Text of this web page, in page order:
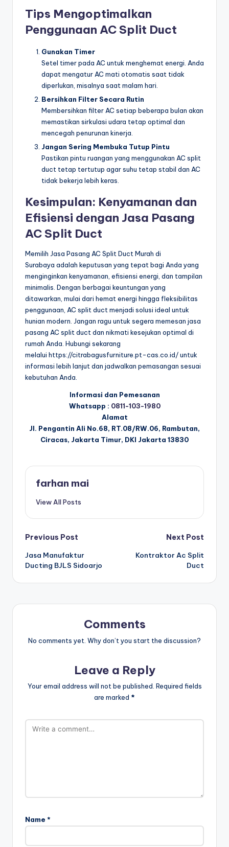
Tips Mengoptimalkan
Penggunaan AC Split Duct
Gunakan Timer
Setel timer pada AC untuk menghemat energi. Anda
dapat mengatur AC mati otomatis saat tidak
diperlukan, misalnya saat malam hari.
Bersihkan Filter Secara Rutin
Membersihkan filter AC setiap beberapa bulan akan
memastikan sirkulasi udara tetap optimal dan
mencegah penurunan kinerja.
Jangan Sering Membuka Tutup Pintu
Pastikan pintu ruangan yang menggunakan AC split
duct tetap tertutup agar suhu tetap stabil dan AC
tidak bekerja lebih keras.
Kesimpulan: Kenyamanan dan
Efisiensi dengan Jasa Pasang
AC Split Duct
Memilih Jasa Pasang AC Split Duct Murah di
Surabaya adalah keputusan yang tepat bagi Anda yang
menginginkan kenyamanan, efisiensi energi, dan tampilan
minimalis. Dengan berbagai keuntungan yang
ditawarkan, mulai dari hemat energi hingga fleksibilitas
penggunaan, AC split duct menjadi solusi ideal untuk
hunian modern. Jangan ragu untuk segera memesan jasa
pasang AC split duct dan nikmati kesejukan optimal di
rumah Anda. Hubungi sekarang
melalui https://citrabagusfurniture.pt-cas.co.id/ untuk
informasi lebih lanjut dan jadwalkan pemasangan sesuai
kebutuhan Anda.
Informasi dan Pemesanan
Whatsapp : 0811-103-1980
Alamat
Jl. Pengantin Ali No.68, RT.08/RW.06, Rambutan,
Ciracas, Jakarta Timur, DKI Jakarta 13830
farhan mai
View All Posts
Post
navigation
Previous Post
Jasa Manufaktur
Ducting BJLS Sidoarjo
Next Post
Kontraktor Ac Split
Duct
Comments
No comments yet. Why don’t you start the discussion?
Leave a Reply
Your email address will not be published. Required fields
are marked *
Name *